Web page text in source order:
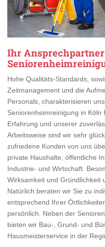
Ihr
Hohe Qualitäts-Standards,
Zeitmanagement und die
Personals, charakterisieren
Seniorenheimreinigung in
Erfahrung und unserer
Arbeitsweise sind wir sehr
zufriedene Kunden von uns
private Haushalte, öffentliche
Industrie- und Wirtschaft.
Wirksamkeit und Gründlichkeit
Natürlich beraten wir Sie zu
entsprechend Ihrer
persönlich. Neben der
bieten wir Bau-, Grund- und
Hausmeisterservice in der